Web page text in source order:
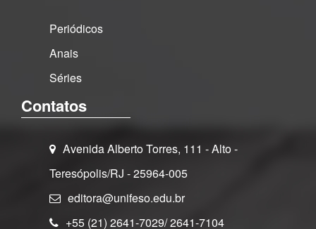
Periódicos
Anais
Séries
Contatos
Avenida Alberto Torres, 111 - Alto -
Teresópolis/RJ - 25964-005
editora@unifeso.edu.br
+55 (21) 2641-7029/ 2641-7104